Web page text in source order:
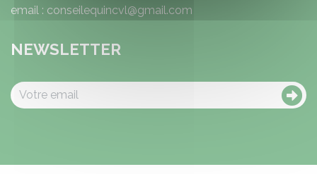
email : conseilequincvl@gmail.com
NEWSLETTER